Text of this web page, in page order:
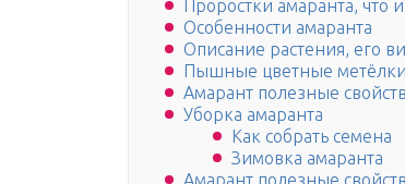
Проростки амаранта, что
Особенности амаранта
Описание растения, его
Пышные цветные
Амарант полезные
Уборка амаранта
Как собрать семена
Зимовка амаранта
Амарант полезные